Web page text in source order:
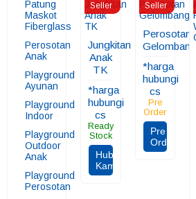
Patung
Maskot
Fiberglass
Perosotan
Anak
Playground
Ayunan
Playground
Indoor
Playground
Outdoor
Anak
Playground
Perosotan
Seller
Jungkitan
Anak
TK
*harga
hubungi
cs
Ready
Stock
Hubungi
Kami
Seller
Perosotan
Gelombang
*harga
hubungi
cs
Pre
Order
Pre
Order